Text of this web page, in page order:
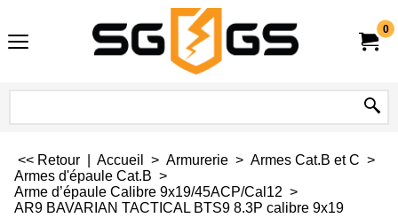
0
<< Retour Accueil > Armurerie > Armes Cat.B et C >
Armes d'épaule Cat.B >
Arme d’épaule Calibre 9x19/45ACP/Cal12 >
AR9 BAVARIAN TACTICAL BTS9 8.3P calibre 9x19